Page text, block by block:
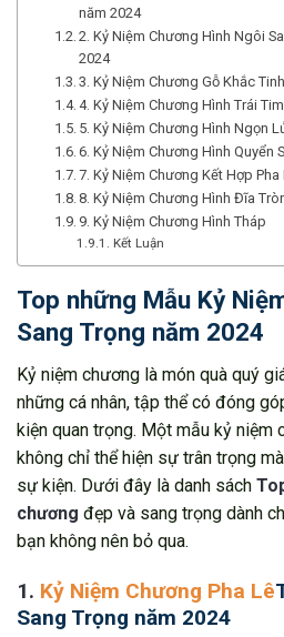
năm 2024
2. Kỷ Niệm Chương Hình Ngôi
2024
3. Kỷ Niệm Chương Gỗ Khắc
4. Kỷ Niệm Chương Hình Trái Tim
5. Kỷ Niệm Chương Hình Ngọn
6. Kỷ Niệm Chương Hình Quyển
7. Kỷ Niệm Chương Kết Hợp
8. Kỷ Niệm Chương Hình Đĩa
9. Kỷ Niệm Chương Hình Tháp
Kết Luận
Top những Mẫu Kỷ
Sang Trọng năm 2024
Kỷ niệm chương là món quà quý
những cá nhân, tập thể có đóng
kiện quan trọng. Một mẫu kỷ niệm
không chỉ thể hiện sự trân trọng
sự kiện. Dưới đây là danh sách
chương đẹp và sang trọng dành
bạn không nên bỏ qua.
1. Kỷ Niệm Chương Pha Lê
Sang Trọng năm 2024